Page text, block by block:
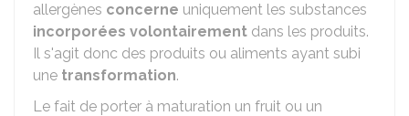
allergènes concerne uniquement les substances
incorporées volontairement dans les produits.
Il s'agit donc des produits ou aliments ayant subi
une transformation.
Le fait de porter à maturation un fruit ou un